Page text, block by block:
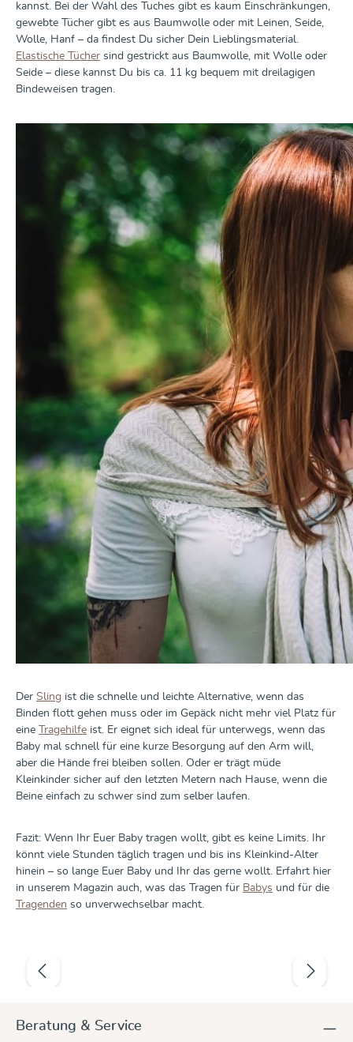
kannst. Bei der Wahl des Tuches gibt es kaum Einschränkungen,
gewebte Tücher gibt es aus Baumwolle oder mit Leinen, Seide,
Wolle, Hanf – da findest Du sicher Dein Lieblingsmaterial.
Elastische Tücher sind gestrickt aus Baumwolle, mit Wolle oder
Seide – diese kannst Du bis ca. 11 kg bequem mit dreilagigen
Bindeweisen tragen.
Der Sling ist die schnelle und leichte Alternative, wenn das
Binden flott gehen muss oder im Gepäck nicht mehr viel Platz für
eine
Tragehilfe ist. Er eignet sich ideal für unterwegs, wenn das
Baby mal schnell für eine kurze Besorgung auf den Arm will,
aber die Hände frei bleiben sollen. Oder er trägt müde
Kleinkinder sicher auf den letzten Metern nach Hause, wenn die
Beine einfach zu schwer sind zum selber laufen.
Fazit: Wenn Ihr Euer Baby tragen wollt, gibt es keine Limits. Ihr
könnt viele Stunden täglich tragen und bis ins Kleinkind-Alter
hinein – so lange Euer Baby und Ihr das gerne wollt. Erfahrt hier
in unserem Magazin auch, was das Tragen für Babys und für die
Tragenden so unverwechselbar macht.
Produktgalerie überspringen
Beratung & Service